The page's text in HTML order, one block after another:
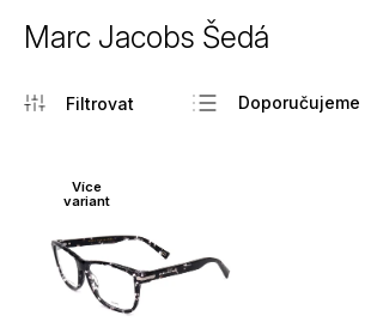
Marc Jacobs Šedá
Doporučujeme
Více
variant